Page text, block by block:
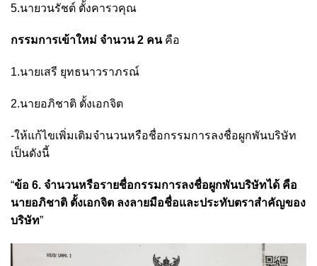
5.นายวนรัชต์ ตั้งคารวคุณ
กรรมการเข้าใหม่ จำนวน 2 คนคือ
1.นายเสรี ยุทธนาวราภรณ์
2.นายอภิชาติ ตั้งเอกจิต
-ให้แก้ไขเพิ่มเติมจำนวนหรือชื่อกรรมการลงชื่อผูกพันบริษัท
เป็นดังนี้
“ข้อ 6. จำนวนหรือรายชื่อกรรมการลงชื่อผูกพันบริษัทได้ คือ
นายอภิชาติ ตั้งเอกจิต ลงลายมือชื่อและประทับตราสำคัญของ
บริษัท”